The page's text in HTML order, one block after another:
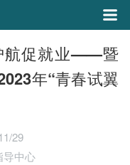
航促就业——暨
年“青春试翼
29
导中心